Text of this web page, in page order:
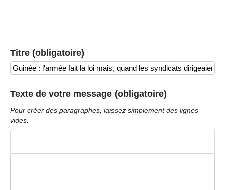
Titre (obligatoire)
Texte de votre message (obligatoire)
Pour créer des paragraphes, laissez simplement des lignes
vides.